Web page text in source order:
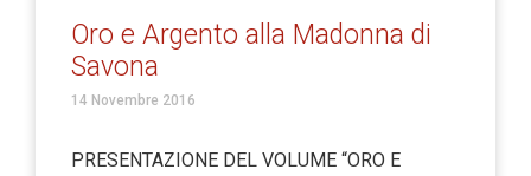
Oro e Argento alla Madonna di
Savona
14 Novembre 2016
PRESENTAZIONE DEL VOLUME “ORO E